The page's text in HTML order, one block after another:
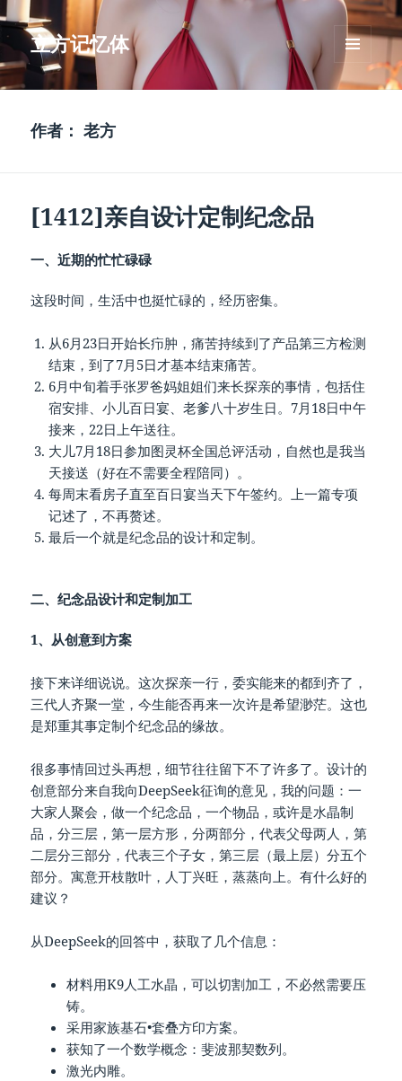
立方记忆体
菜单和
挂件
作者：老方
[1412]亲自设计定制纪念品
一、近期的忙忙碌碌
这段时间，生活中也挺忙碌的，经历密集。
从6月23日开始长疖肿，痛苦持续到了产品第三方检测
结束，到了7月5日才基本结束痛苦。
6月中旬着手张罗爸妈姐姐们来长探亲的事情，包括住
宿安排、小儿百日宴、老爹八十岁生日。7月18日中午
接来，22日上午送往。
大儿7月18日参加图灵杯全国总评活动，自然也是我当
天接送（好在不需要全程陪同）。
每周末看房子直至百日宴当天下午签约。上一篇专项
记述了，不再赘述。
最后一个就是纪念品的设计和定制。
二、纪念品设计和定制加工
1、从创意到方案
接下来详细说说。这次探亲一行，委实能来的都到齐了，
三代人齐聚一堂，今生能否再来一次许是希望渺茫。这也
是郑重其事定制个纪念品的缘故。
很多事情回过头再想，细节往往留下不了许多了。设计的
创意部分来自我向DeepSeek征询的意见，我的问题：一
大家人聚会，做一个纪念品，一个物品，或许是水晶制
品，分三层，第一层方形，分两部分，代表父母两人，第
二层分三部分，代表三个子女，第三层（最上层）分五个
部分。寓意开枝散叶，人丁兴旺，蒸蒸向上。有什么好的
建议？
从DeepSeek的回答中，获取了几个信息：
材料用K9人工水晶，可以切割加工，不必然需要压
铸。
采用家族基石•套叠方印方案。
获知了一个数学概念：斐波那契数列。
激光内雕。